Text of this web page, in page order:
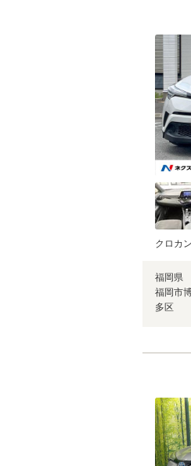
クロカ
福岡県
福岡市
多区